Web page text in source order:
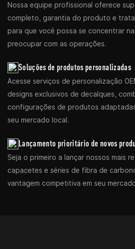
Nossa equipe profissional oferece
completo, garantia do produto e
para que você possa se concentrar
preocupar com as operações.
Soluções de produtos personalizadas
Acesse serviços de personalização
designs exclusivos de decalques,
configurações de produtos
seu mercado local.
Lançamento prioritário de novos
Seja o primeiro a lançar nossos mais
capacetes e séries de fibra de
vantagem competitiva em seu